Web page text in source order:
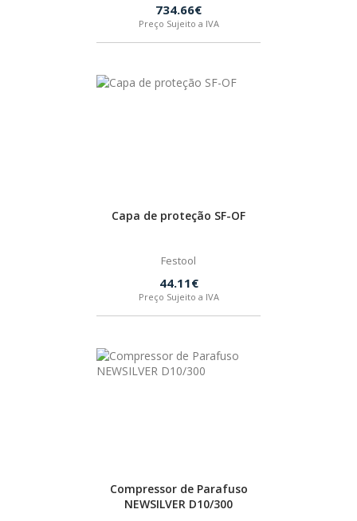
734.66€
Preço Sujeito a IVA
Capa de proteção SF-OF
Festool
44.11€
Preço Sujeito a IVA
Compressor de Parafuso
NEWSILVER D10/300